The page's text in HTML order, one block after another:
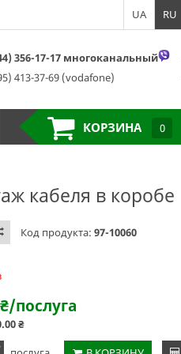
кабеля в коробе
Код продукта: 97-10060
₴/послуга
₴
UA RU
356-17-17 многоканальный
413-37-69 (vodafone)
КОРЗИНА 0